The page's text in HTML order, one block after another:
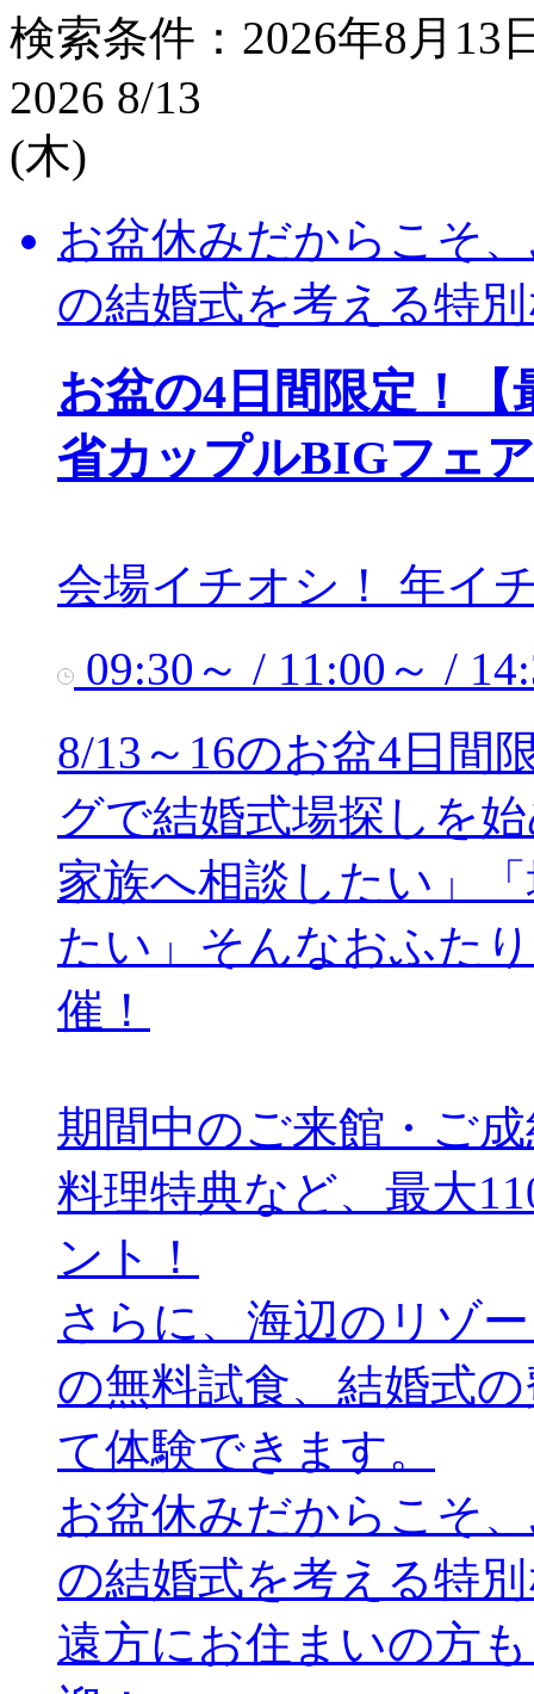
検索条件：2026年8月13
2026 8/13
(木)
お盆休みだからこそ
の結婚式を考える特
お盆の4日間限定！【
省カップルBIGフェア
会場イチオシ！
年イ
09:30～ / 11:00～ /
8/13～16のお盆4日間
グで結婚式場探しを
家族へ相談したい」
たい」そんなおふた
催！
期間中のご来館・ご
料理特典など、最大
ント！
さらに、海辺のリゾ
の無料試食、結婚式
て体験できます。
お盆休みだからこそ
の結婚式を考える特
遠方にお住まいの方